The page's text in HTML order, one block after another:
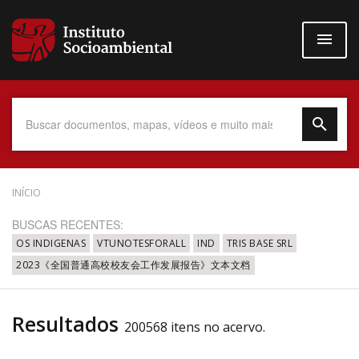
para
conteúdo
Data do Documento
Até
INÍCIO
BUSCAS RECENTES:
OS INDIGENAS VTUNOTESFORALL IND
TRIS BASE SRL
2023《全国普通高校校友会工作发展报告》文本文档
Resultados 200568 itens no acervo.